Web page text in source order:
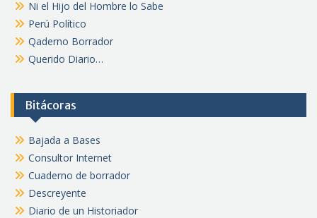
Ni el Hijo del Hombre lo Sabe
Perú Político
Qaderno Borrador
Querido Diario…
Bitácoras
Bajada a Bases
Consultor Internet
Cuaderno de borrador
Descreyente
Diario de un Historiador